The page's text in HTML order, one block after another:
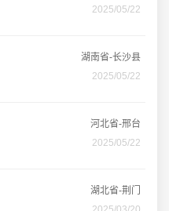
2025/05/22
湖南省-长沙县
2025/05/22
河北省-邢台
2025/05/22
湖北省-荆门